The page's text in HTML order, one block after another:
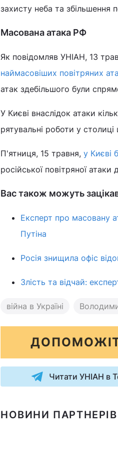
захисту неба та збільшення
Масована атака РФ
Як повідомляв УНІАН, 13
наймасовіших повітряних
атак здебільшого були
У Києві внаслідок атаки
рятувальні роботи у
П'ятниця, 15 травня, у Києві
російської повітряної
Вас також можуть
Експерт про масовану
Путіна
Росія знищила офіс
Злість та відчай:
війна в Україні
Читати УНІАН в
НОВИНИ ПАРТНЕРІВ